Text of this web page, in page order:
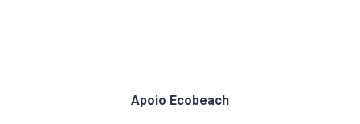
Apoio Ecobeach